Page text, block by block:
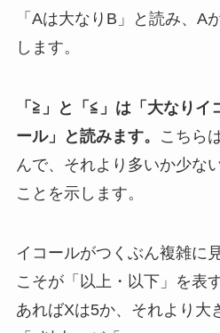
「Aは大なりB」と読み、A
します。
「≧」と「≦」は「大なりイ
ール」と読みます。
こちら
んで、それより多いか少な
ことを示します。
イコールがつくぶん複雑に
こそが「以上・以下」を表
あればXは5か、それより大